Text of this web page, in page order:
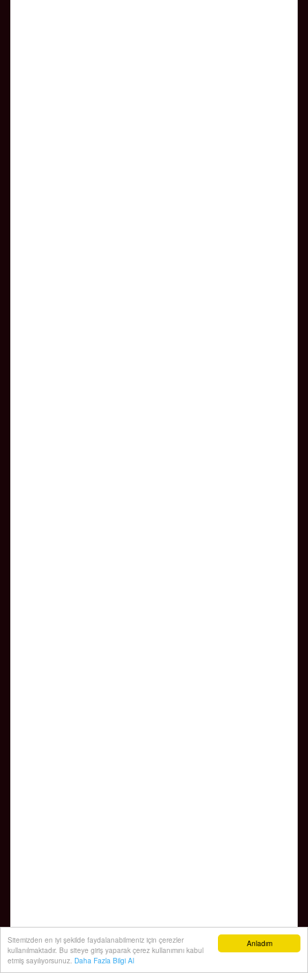
Anladım
Sitemizden en iyi şekilde faydalanabilmeniz için çerezler
kullanılmaktadır. Bu siteye giriş yaparak çerez kullanımını kabul
etmiş sayılıyorsunuz. Daha Fazla Bilgi Al